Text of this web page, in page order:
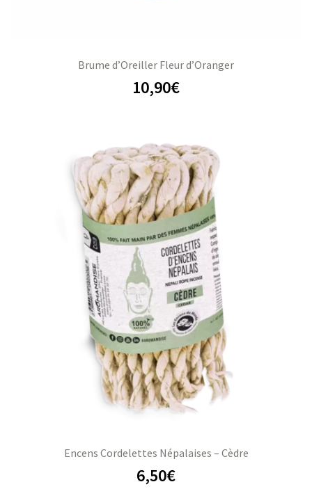
Brume d’Oreiller Fleur d’Oranger
10,90€
Encens Cordelettes Népalaises – Cèdre
6,50€